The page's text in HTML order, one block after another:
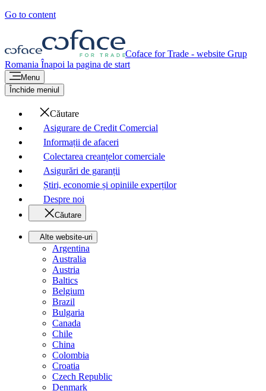
Go to content
Coface for Trade - website Grup
Romania Înapoi la pagina de start
Menu
Închide meniul
Căutare
Asigurare de Credit Comercial
Informații de afaceri
Colectarea creanțelor comerciale
Asigurări de garanții
Știri, economie și opiniile experților
Despre noi
Căutare
Alte website-uri
Argentina
Australia
Austria
Baltics
Belgium
Brazil
Bulgaria
Canada
Chile
China
Colombia
Croatia
Czech Republic
Denmark